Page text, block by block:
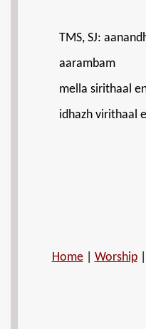
TMS, SJ:
aarambam
mella sirithaal
idhazh virithaal
Home| Worship|